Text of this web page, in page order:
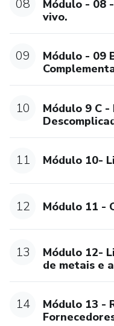
08
Módulo - 08
vivo.
09
Módulo - 09
10
Módulo 9 C
11 Módulo 10-
12 Módulo 11 -
13
Módulo 12-
de metais e
14
Módulo 13 -